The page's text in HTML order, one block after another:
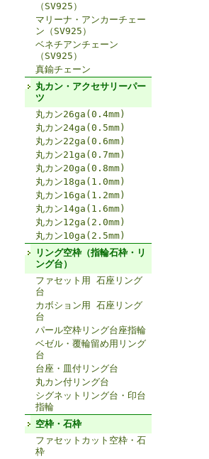
（SV925）
マリーナ・アンカーチェー
ン（SV925）
ベネチアンチェーン
（SV925）
真鍮チェーン
丸カン・アクセサリーパー
ツ
丸カン26ga(0.4mm)
丸カン24ga(0.5mm)
丸カン22ga(0.6mm)
丸カン21ga(0.7mm)
丸カン20ga(0.8mm)
丸カン18ga(1.0mm)
丸カン16ga(1.2mm)
丸カン14ga(1.6mm)
丸カン12ga(2.0mm)
丸カン10ga(2.5mm)
リング空枠（指輪石枠・リ
ング台）
ファセット用 石座リング
台
カボション用 石座リング
台
パール空枠リング台座指輪
ベゼル・覆輪留め用リング
台
台座・皿付リング台
丸カン付リング台
シグネットリング台・印台
指輪
空枠・石枠
ファセットカット空枠・石
枠